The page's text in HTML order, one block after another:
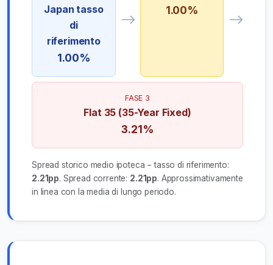
Japan tasso
di
riferimento
1.00%
1.00%
FASE 3
Flat 35 (35-Year Fixed)
3.21%
Spread storico medio ipoteca − tasso di riferimento:
2.21pp. Spread corrente: 2.21pp. Approssimativamente
in linea con la media di lungo periodo.